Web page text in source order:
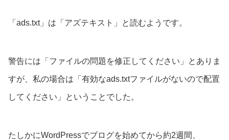
「ads.txt」は「アズテキスト」と読むようです。
警告には「ファイルの問題を修正してください」とありま
すが、私の場合は「有効なads.txtファイルがないので配置
してください」ということでした。
たしかにWordPressでブログを始めてから約2週間、